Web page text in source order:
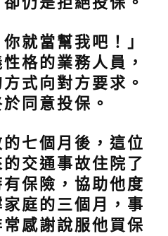
當幫我吧！」
格的業務人員，
式向對方要求。
同意投保。
七個月後，這位
交通事故住院了
保險，協助他度
庭的三個月，事
感謝說服他買保